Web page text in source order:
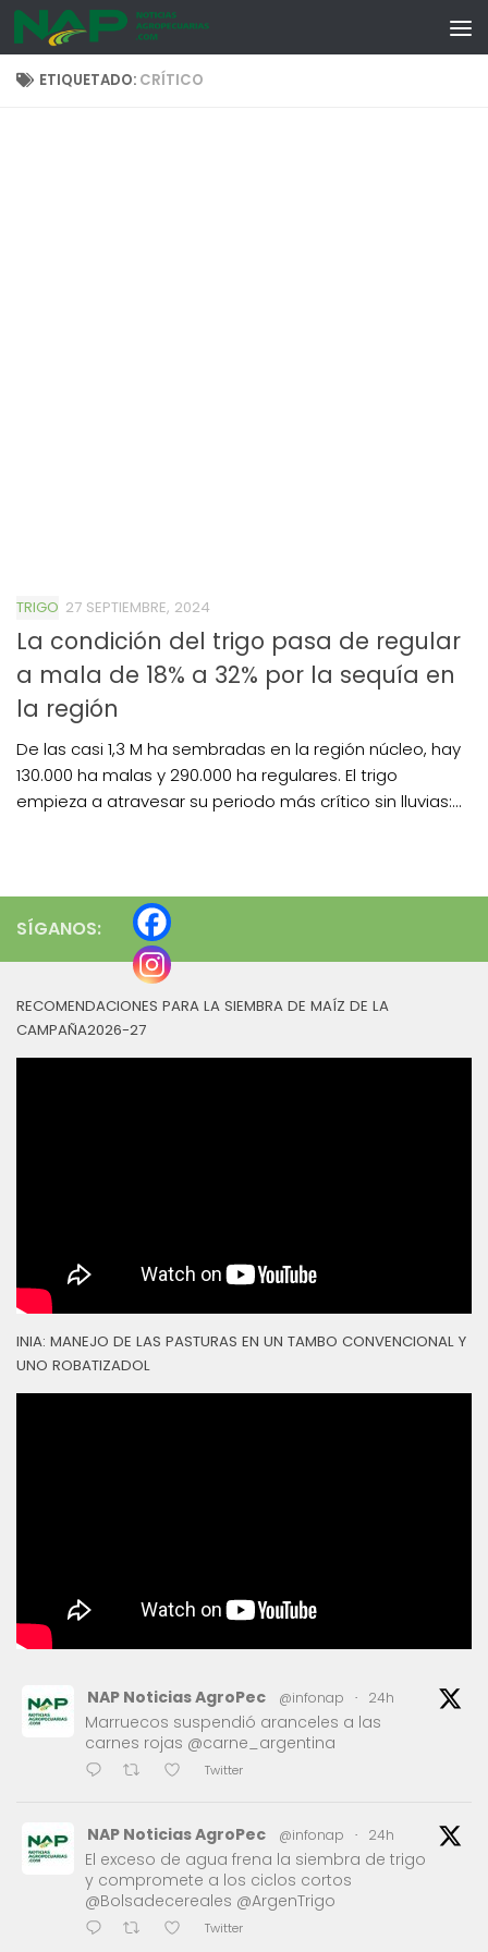
Skip to content
ETIQUETADO: CRÍTICO
TRIGO 27 SEPTIEMBRE, 2024
La condición del trigo pasa de regular
a mala de 18% a 32% por la sequía en
la región
De las casi 1,3 M ha sembradas en la región núcleo, hay
130.000 ha malas y 290.000 ha regulares. El trigo
empieza a atravesar su periodo más crítico sin lluvias:...
SÍGANOS:
RECOMENDACIONES PARA LA SIEMBRA DE MAÍZ DE LA
CAMPAÑA2026-27
INIA: MANEJO DE LAS PASTURAS EN UN TAMBO CONVENCIONAL Y
UNO ROBATIZADOL
NAP Noticias AgroPec @infonap · 24h
Marruecos suspendió aranceles a las
carnes rojas @carne_argentina
Twitter
NAP Noticias AgroPec @infonap · 24h
El exceso de agua frena la siembra de trigo
y compromete a los ciclos cortos
@Bolsadecereales @ArgenTrigo
Twitter